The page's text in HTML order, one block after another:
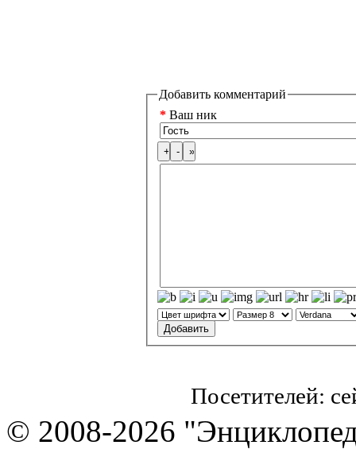
Добавить комментарий
* Ваш ник
Посетителей:
© 2008-2026